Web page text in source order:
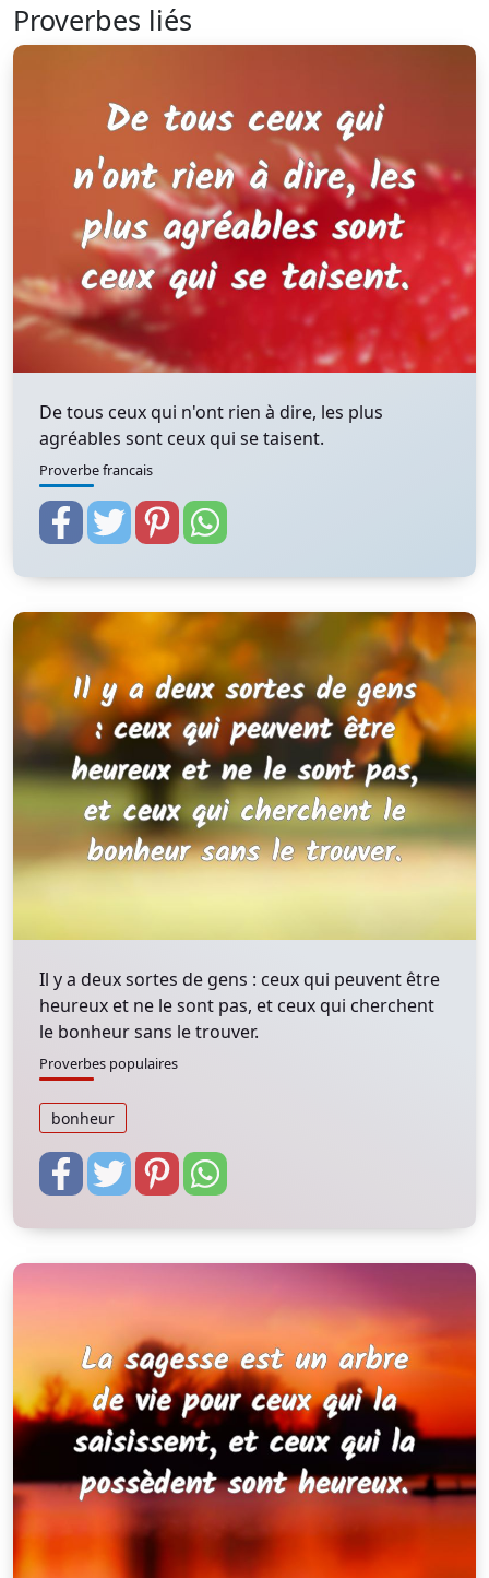
Proverbes liés
De tous ceux qui n'ont rien à dire, les plus
agréables sont ceux qui se taisent.
Proverbe francais
Il y a deux sortes de gens : ceux qui peuvent être
heureux et ne le sont pas, et ceux qui cherchent
le bonheur sans le trouver.
Proverbes populaires
bonheur